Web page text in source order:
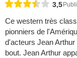
3,5
Ce western très
pionniers de
d'acteurs Jean
bout. Jean Arthur